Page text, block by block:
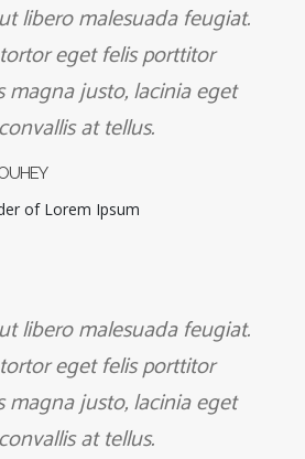
libero malesuada feugiat.
eget felis porttitor
magna justo, lacinia eget
at tellus.
of Lorem Ipsum
libero malesuada feugiat.
eget felis porttitor
magna justo, lacinia eget
at tellus.